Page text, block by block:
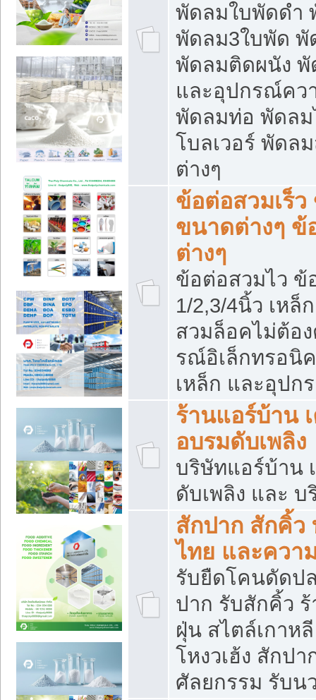
พัดลมใบพัดดำ
พัดลม3ใบพัด พั
พัดลมติดผนัง
และอุปกรณ์คว
พัดลมท่อ พัดลม
โบลเวอร์ พัดล
ต่างๆ
ข้อต่อสวมเร็
ขนาดต่างๆ ข้
ต่างๆ
ข้อต่อสวมไว ข้
1/2,3/4นิ้ว เหล็
สวมล็อคไม่ต้อ
รณ์อิเล็กทรอนิ
เหล็ก และอุปก
ร้านแอร์บ้าน
อบรมดับเพลิง
บริษัทแอร์บ้าน
ดับเพลิง และ
สักปาก สักคิ้
ไทย และควา
รับยืดโคนดัดป
ปาก รับสักคิ้ว
ฝุ่น สไตล์เกาห
โหงวเฮ้ง สักป
ศัลยกรรม รับน